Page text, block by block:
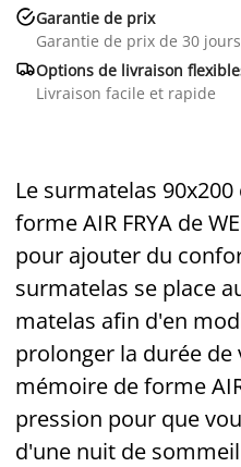
Garantie de prix
Garantie de prix de 30
Options de livraison
Livraison facile et rapide
Le surmatelas
forme AIR FRYA de
pour ajouter du
surmatelas se place
matelas afin d'en
prolonger la durée de
mémoire de forme
pression pour que
d'une nuit de